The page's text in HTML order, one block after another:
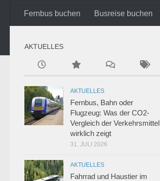
Fernbus buchen Busreise buchen
AKTUELLES
AKTUELLES
Fernbus, Bahn oder
Flugzeug: Was der CO2-
Vergleich der Verkehrsmittel
wirklich zeigt
31. JULI 2026
AKTUELLES
Fahrrad und Haustier im